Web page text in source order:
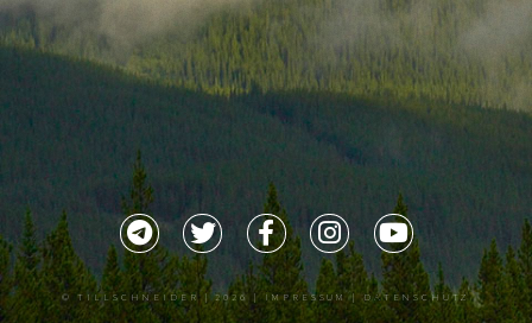
©TILLSCHNEIDER | 2026 |IMPRESSUM |DATENSCHUTZ